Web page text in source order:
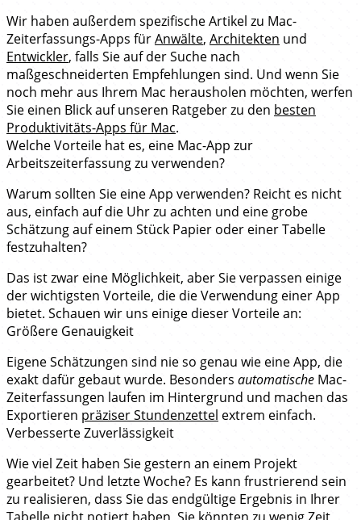
Wir haben außerdem spezifische Artikel zu Mac-
Zeiterfassungs-Apps fürAnwälte, Architekten und
Entwickler, falls Sie auf der Suche nach
maßgeschneiderten Empfehlungen sind. Und wenn Sie
noch mehr aus Ihrem Mac herausholen möchten, werfen
Sie einen Blick auf unseren Ratgeber zu den besten
Produktivitäts-Apps für Mac.
Welche Vorteile hat es, eine Mac-App zur
Arbeitszeiterfassung zu verwenden?
Warum sollten Sie eine App verwenden? Reicht es nicht
aus, einfach auf die Uhr zu achten und eine grobe
Schätzung auf einem Stück Papier oder einer Tabelle
festzuhalten?
Das ist zwar eine Möglichkeit, aber Sie verpassen einige
der wichtigsten Vorteile, die die Verwendung einer App
bietet. Schauen wir uns einige dieser Vorteile an:
Größere Genauigkeit
Eigene Schätzungen sind nie so genau wie eine App, die
exakt dafür gebaut wurde. Besonders automatische Mac-
Zeiterfassungen laufen im Hintergrund und machen das
Exportieren präziser Stundenzettel extrem einfach.
Verbesserte Zuverlässigkeit
Wie viel Zeit haben Sie gestern an einem Projekt
gearbeitet? Und letzte Woche? Es kann frustrierend sein
zu realisieren, dass Sie das endgültige Ergebnis in Ihrer